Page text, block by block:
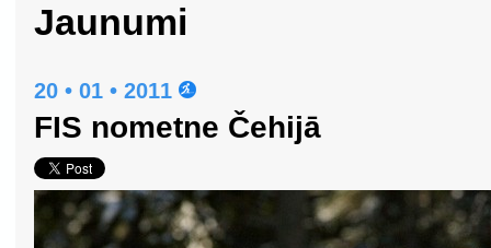
Jaunumi
20 • 01 • 2011
FIS nometne Čehijā